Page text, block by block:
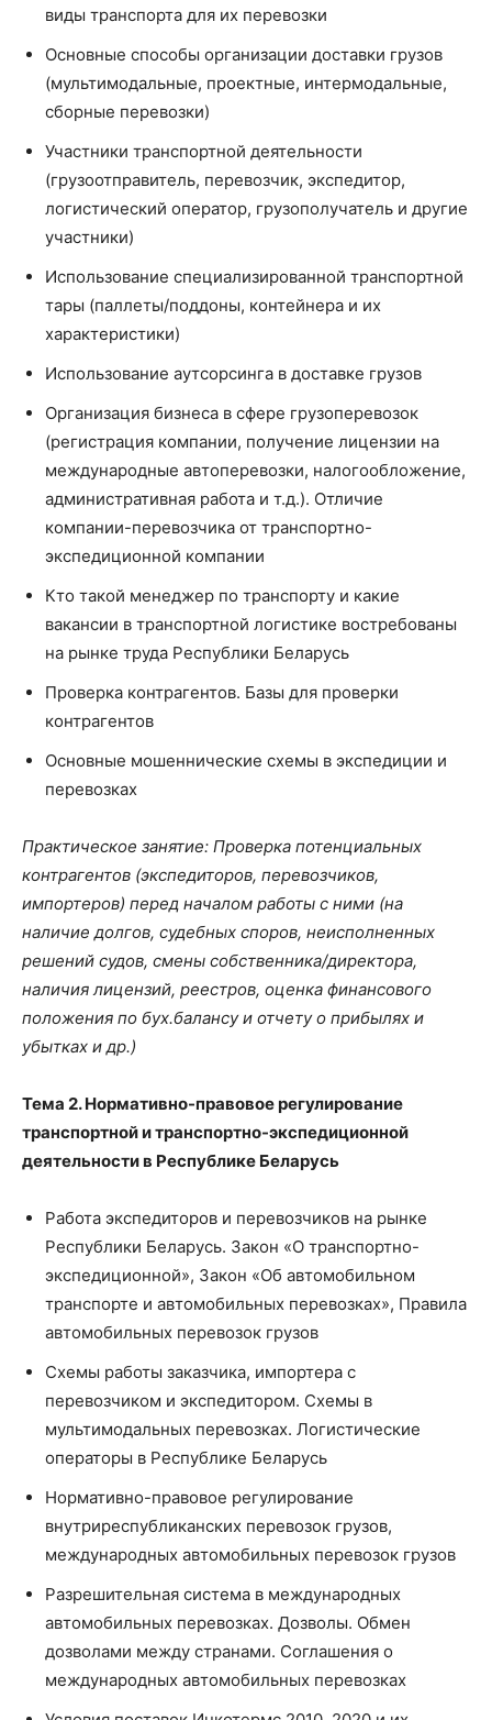
виды транспорта для их перевозки
Основные способы организации доставки грузов
(мультимодальные, проектные, интермодальные,
сборные перевозки)
Участники транспортной деятельности
(грузоотправитель, перевозчик, экспедитор,
логистический оператор, грузополучатель и другие
участники)
Использование специализированной транспортной
тары (паллеты/поддоны, контейнера и их
характеристики)
Использование аутсорсинга в доставке грузов
Организация бизнеса в сфере грузоперевозок
(регистрация компании, получение лицензии на
международные автоперевозки, налогообложение,
административная работа и т.д.). Отличие
компании-перевозчика от транспортно-
экспедиционной компании
Кто такой менеджер по транспорту и какие
вакансии в транспортной логистике востребованы
на рынке труда Республики Беларусь
Проверка контрагентов. Базы для проверки
контрагентов
Основные мошеннические схемы в экспедиции и
перевозках
Практическое занятие: Проверка потенциальных
контрагентов (экспедиторов, перевозчиков,
импортеров) перед началом работы с ними (на
наличие долгов, судебных споров, неисполненных
решений судов, смены собственника/директора,
наличия лицензий, реестров, оценка финансового
положения по бух.балансу и отчету о прибылях и
убытках и др.)
Тема 2. Нормативно-правовое регулирование
транспортной и транспортно-экспедиционной
деятельности в Республике Беларусь
Работа экспедиторов и перевозчиков на рынке
Республики Беларусь. Закон «О транспортно-
экспедиционной», Закон «Об автомобильном
транспорте и автомобильных перевозках», Правила
автомобильных перевозок грузов
Схемы работы заказчика, импортера с
перевозчиком и экспедитором. Схемы в
мультимодальных перевозках. Логистические
операторы в Республике Беларусь
Нормативно-правовое регулирование
внутриреспубликанских перевозок грузов,
международных автомобильных перевозок грузов
Разрешительная система в международных
автомобильных перевозках. Дозволы. Обмен
дозволами между странами. Соглашения о
международных автомобильных перевозках